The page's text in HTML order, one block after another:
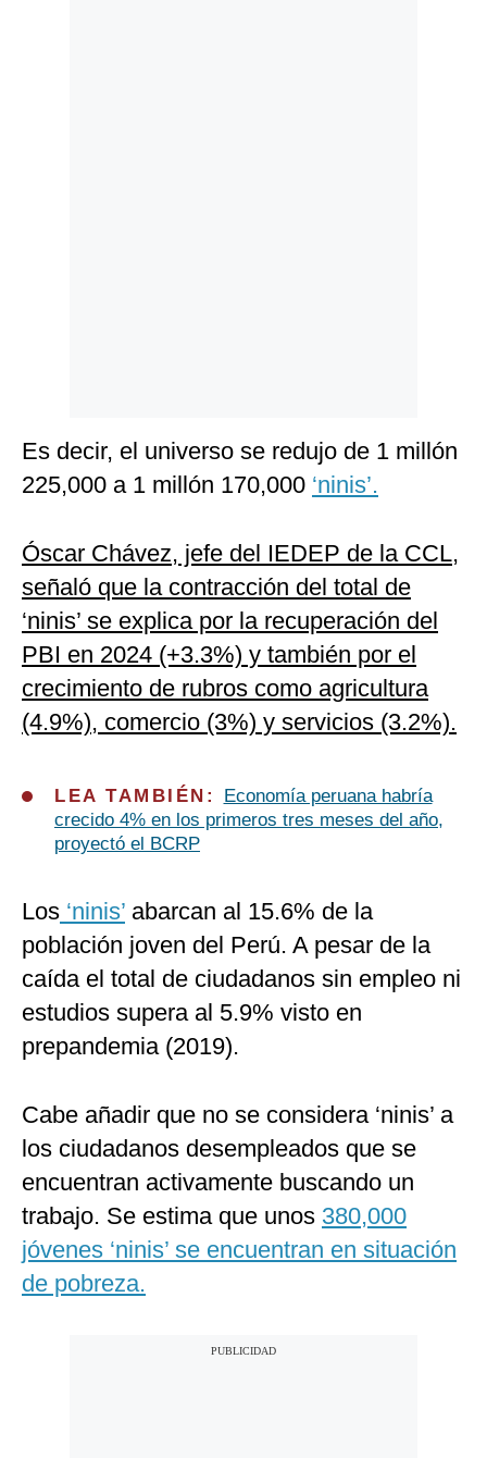
Es decir, el universo se redujo de 1 millón
225,000 a 1 millón 170,000 ‘ninis’.
Óscar Chávez, jefe del IEDEP de la CCL,
señaló que la contracción del total de
‘ninis’ se explica por la recuperación del
PBI en 2024 (+3.3%) y también por el
crecimiento de rubros como agricultura
(4.9%), comercio (3%) y servicios (3.2%).
LEA TAMBIÉN:
Economía peruana habría
crecido 4% en los primeros tres meses del año,
proyectó el BCRP
Los ‘ninis’ abarcan al 15.6% de la
población joven del Perú. A pesar de la
caída el total de ciudadanos sin empleo ni
estudios supera al 5.9% visto en
prepandemia (2019).
Cabe añadir que no se considera ‘ninis’ a
los ciudadanos desempleados que se
encuentran activamente buscando un
trabajo. Se estima que unos 380,000
jóvenes ‘ninis’ se encuentran en situación
de pobreza.